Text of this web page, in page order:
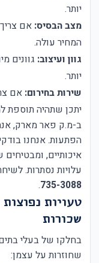
יותר.
מצב הבסיס: אם
המחיר עולה.
גוון ועיצוב: גוונים
יותר.
שירות בחירום: אם
יתכן שתהיה תוספת
ב-מ.ק פאר מארק,
הפתעות. אנחנו
איכותיים,
עלויות נסתרות.
735-3088
.
טעויות
שכורות
בחלקו של בעלי
שחוזרות על עצמן: